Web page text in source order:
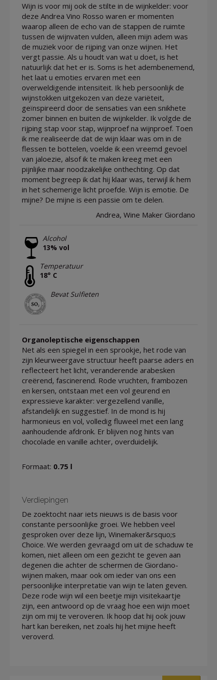
Wijn is voor mij ook de stilte in de wijnkelder: voor
deze Andrea Vino Rosso waren er momenten
waarop alleen de echo van de stappen de ruimte
tussen de wijnvaten vulden, alleen mijn adem was
de muziek voor de rijping van onze wijnen. Het
vergt passie. Als u houdt van wat u doet, is het
natuurlijk dat het er is. Soms is het adembenemend,
het laat u emoties ervaren met een
overweldigende intensiteit. Ik heb persoonlijk de
wijnstokken uitgekozen van deze variëteit,
geïnspireerd door de sensaties van een snikhete
zomer binnen en buiten de wijnkelder. Ik volgde de
rijping stap voor stap, wijnproef na wijnproef. Toen
ik me realiseerde dat de wijn klaar was om in de
flessen te bottelen, voelde ik een vreemd gevoel
van jaloezie, alsof ik te maken kreeg met een
pijnlijke maar noodzakelijke onthechting. Op dat
moment begreep ik dat hij klaar was, terwijl ik hem
in het schemerige licht proefde. Wijn is emotie. De
mijne? De mijne is een passie om te delen.
Andrea, Wine Maker Giordano
Alcohol
13% vol
Temperatuur
18° C
Bevat Sulfieten
Organoleptische eigenschappen
Net als een spiegel in een sprookje, het rode van
zijn kleurweergave structuur heeft paarse aders en
reflecteert het licht, veranderende arabesken
creërend, fascinerend. Rode vruchten, frambozen
en kersen, ontstaan met een vol geurend en
expressieve karakter: vergezellend vanille,
afstandelijk en suggestief. In de mond is hij
harmonieus en vol, volledig fluweel met een lang
aanhoudende afdronk. Er blijven nog hints van
chocolade en vanille achter, overduidelijk.
Formaat: 0.75 l
Verdiepingen
De zoektocht naar iets nieuws is de basis voor
constante persoonlijke groei. We hebben veel
gesproken over deze lijn, Winemaker&rsquo;s
Choice. We werden gevraagd om uit de schaduw te
komen, niet alleen om een gezicht te geven aan
degenen die achter de schermen de Giordano-
wijnen maken, maar ook om ieder van ons een
persoonlijke interpretatie van wijn te laten geven.
Deze rode wijn wil een beetje mijn visitekaartje
zijn, een antwoord op de vraag hoe een wijn moet
zijn om mij te veroveren. Ik hoop dat hij ook jouw
hart kan bereiken, net zoals hij het mijne heeft
veroverd.